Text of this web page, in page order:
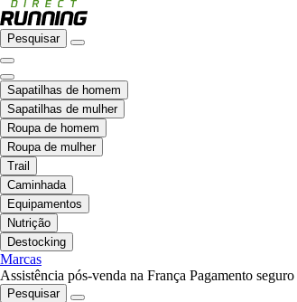
Pesquisar
Sapatilhas de homem
Sapatilhas de mulher
Roupa de homem
Roupa de mulher
Trail
Caminhada
Equipamentos
Nutrição
Destocking
Marcas
Assistência pós-venda na França Pagamento seguro
Pesquisar